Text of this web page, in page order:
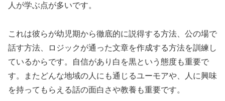
人が学ぶ点が多いです。
これは彼らが幼児期から徹底的に説得する方法、公の場で
話す方法、ロジックが通った文章を作成する方法を訓練し
ているからです。自信があり白を黒という態度も重要で
す。またどんな地域の人にも通じるユーモアや、人に興味
を持ってもらえる話の面白さや教養も重要です。